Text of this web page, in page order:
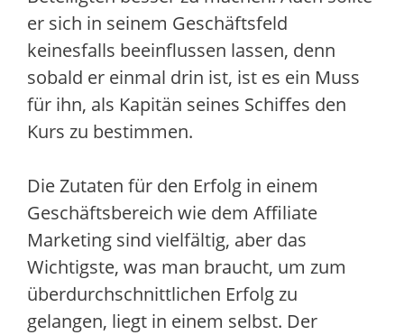
er sich in seinem Geschäftsfeld
keinesfalls beeinflussen lassen, denn
sobald er einmal drin ist, ist es ein Muss
für ihn, als Kapitän seines Schiffes den
Kurs zu bestimmen.
Die Zutaten für den Erfolg in einem
Geschäftsbereich wie dem Affiliate
Marketing sind vielfältig, aber das
Wichtigste, was man braucht, um zum
überdurchschnittlichen Erfolg zu
gelangen, liegt in einem selbst. Der